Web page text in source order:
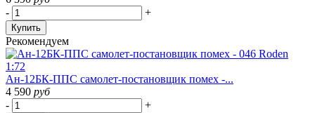
-
+
Купить
Рекомендуем
Ан-12БК-ППС самолет-постановщик помех -...
4 590 руб
-
+